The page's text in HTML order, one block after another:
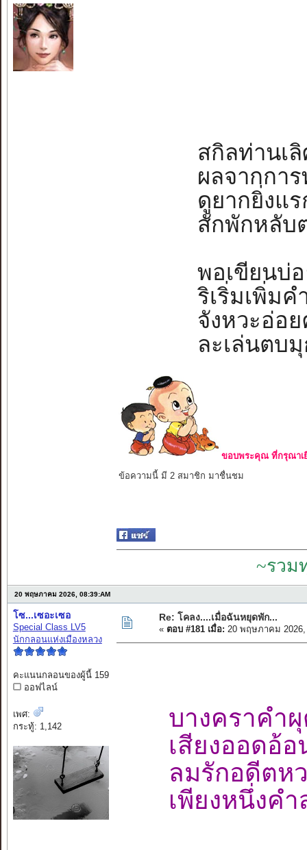
สกิลท่านเ
ผลจากกา
ดูยากยิ่งแ
สักพักหลับ
พอเขียนบ่
ริเริ่มเพิ่มค
จังหวะอ่อ
ละเล่นตบ
ขอบพระคุณ ที่กรุณาเ
ข้อความนี้ มี 2 สมาชิก มาชื่นชม
~รวม
20 พฤษภาคม 2026, 08:39:AM
โซ...เซอะเซอ
Special Class LV5
นักกลอนแห่งเมืองหลวง
คะแนนกลอนของผู้นี้ 159
ออฟไลน์
เพศ:
กระทู้: 1,142
Re: โคลง....เมื่อฉันหยุดพัก...
« ตอบ #181 เมื่อ: 20 พฤษภาคม 2026,
บางคราค
เสียงออดอ้
ลมรักอดีต
เพียงหนึ่งค